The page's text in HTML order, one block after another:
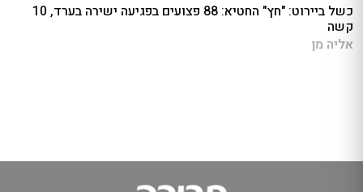
כשל ביירוט: "חץ" החטיא: 88 פצועים בפגיעה ישירה בערד, 10
קשה
אליה מן